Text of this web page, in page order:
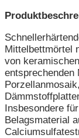
Mittelbettmörtel
von
entsprechenden
Insbesondere
Belagsmaterial